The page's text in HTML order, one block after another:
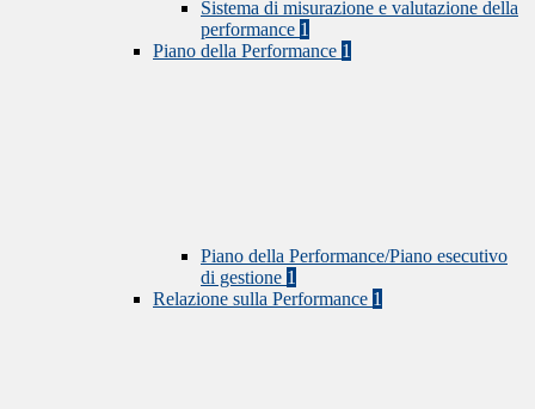
Sistema di misurazione e valutazione della
performance 1
Piano della Performance 1
Piano della Performance/Piano esecutivo
di gestione 1
Relazione sulla Performance 1